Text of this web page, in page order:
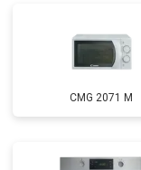
CMG 2071 M